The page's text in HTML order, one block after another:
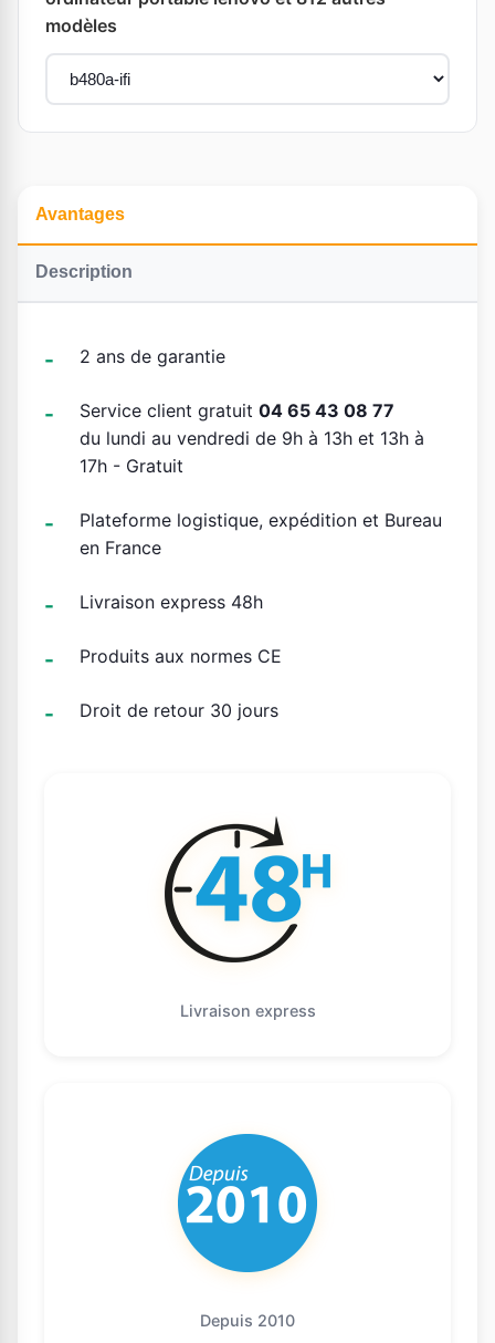
modèles
Avantages
Description
2 ans de garantie
Service client gratuit 04 65 43 08 77
du lundi au vendredi de 9h à 13h et 13h à
17h - Gratuit
Plateforme logistique, expédition et Bureau
en France
Livraison express 48h
Produits aux normes CE
Droit de retour 30 jours
Livraison express
Depuis 2010